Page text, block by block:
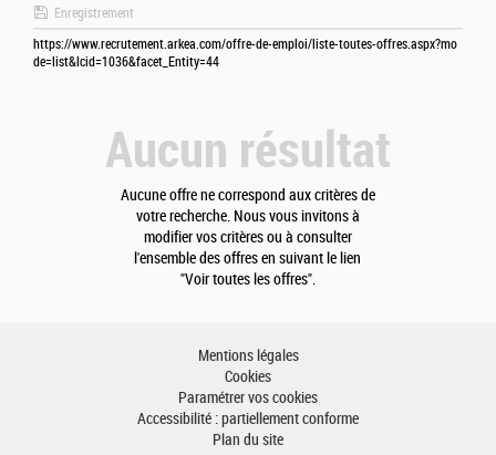
Enregistrement
https://www.recrutement.arkea.com/offre-de-emploi/liste-toutes-offres.aspx?mo
de=list&lcid=1036&facet_Entity=44
Aucun résultat
Aucune offre ne correspond aux critères de
votre recherche. Nous vous invitons à
modifier vos critères ou à consulter
l'ensemble des offres en suivant le lien
"Voir toutes les offres".
Mentions légales
Cookies
Paramétrer vos cookies
Accessibilité : partiellement conforme
Plan du site